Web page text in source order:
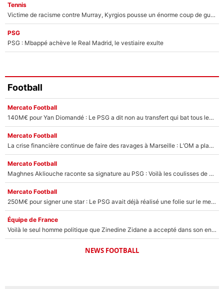
Tennis
Victime de racisme contre Murray, Kyrgios pousse un énorme coup de gueule !
PSG
PSG : Mbappé achève le Real Madrid, le vestiaire exulte
Football
Mercato Football
140M€ pour Yan Diomandé : Le PSG a dit non au transfert qui bat tous les records sur le mercato
Mercato Football
La crise financière continue de faire des ravages à Marseille : L’OM a placé 12 joueurs sur le marché des transferts… et ça pourrait lui rapporter près de 100M€ !
Mercato Football
Maghnes Akliouche raconte sa signature au PSG : Voilà les coulisses de son transfert de rêve à 50M€
Mercato Football
250M€ pour signer une star : Le PSG avait déjà réalisé une folie sur le mercato bien avant Neymar !
Équipe de France
Voilà le seul homme politique que Zinedine Zidane a accepté dans son entourage : «Je garde un très bon souvenir de lui»
NEWS FOOTBALL